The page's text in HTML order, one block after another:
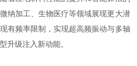
纳加工、生物医疗等领域展现更大潜
有频率限制，实现超高频振动与多轴
升级注入新动能。